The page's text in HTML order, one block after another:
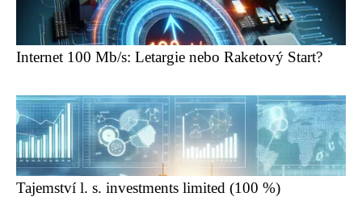
Internet 100 Mb/s: Letargie nebo Raketový Start?
Tajemství l. s. investments limited (100 %)